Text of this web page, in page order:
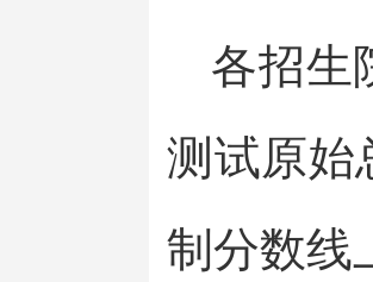
各招生
测试原始
制分数线